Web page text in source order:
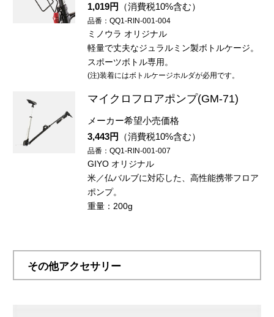
1,019円
（消費税10%含む）
品番：QQ1-RIN-001-004
ミノウラ オリジナル
軽量で丈夫なジュラルミン製ボトルケージ。
スポーツボトル専用。
(注)装着にはボトルケージホルダが必用です。
マイクロフロアポンプ(GM-71)
メーカー希望小売価格
3,443円
（消費税10%含む）
品番：QQ1-RIN-001-007
GIYO オリジナル
米／仏バルブに対応した、高性能携帯フロア
ポンプ。
重量：200g
その他アクセサリー